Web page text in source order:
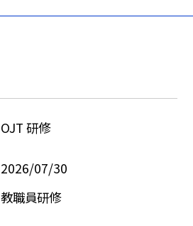
OJT 研修
2026/07/30
教職員研修